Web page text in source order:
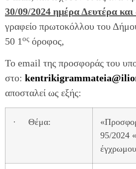
30/09/2024 ημέρα Δευτέρα
γραφείο πρωτοκόλλου του
50 1 ος όροφος,
To email της προσφοράς του
στο:
αποσταλεί ως εξής:
· Θέμα:
95/2024